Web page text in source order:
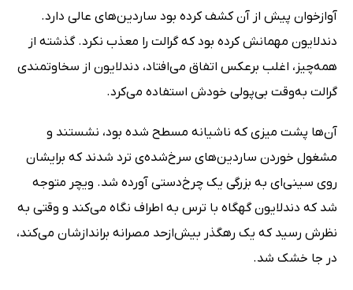
آوازخوان پیش از آن کشف کرده بود ساردین‌های عالی دارد.
دندلایون مهمانش کرده بود که گرالت را معذب نکرد. گذشته از
همه‌چیز، اغلب برعکس اتفاق می‌افتاد، دندلایون از سخاوتمندی
گرالت به‌وقت بی‌پولی خودش استفاده می‌کرد.
آن‌ها پشت میزی که ناشیانه مسطح شده بود، نشستند و
مشغول خوردن ساردین‌های سرخ‌شده‌ی ترد شدند که برایشان
روی سینی‌ای به بزرگی یک چرخ‌دستی آورده شد. ویچر متوجه
شد که دندلایون گهگاه با ترس به اطراف نگاه می‌کند و وقتی به
نظرش رسید که یک رهگذر بیش‌ازحد مصرانه براندازشان می‌کند،
در جا خشک شد.